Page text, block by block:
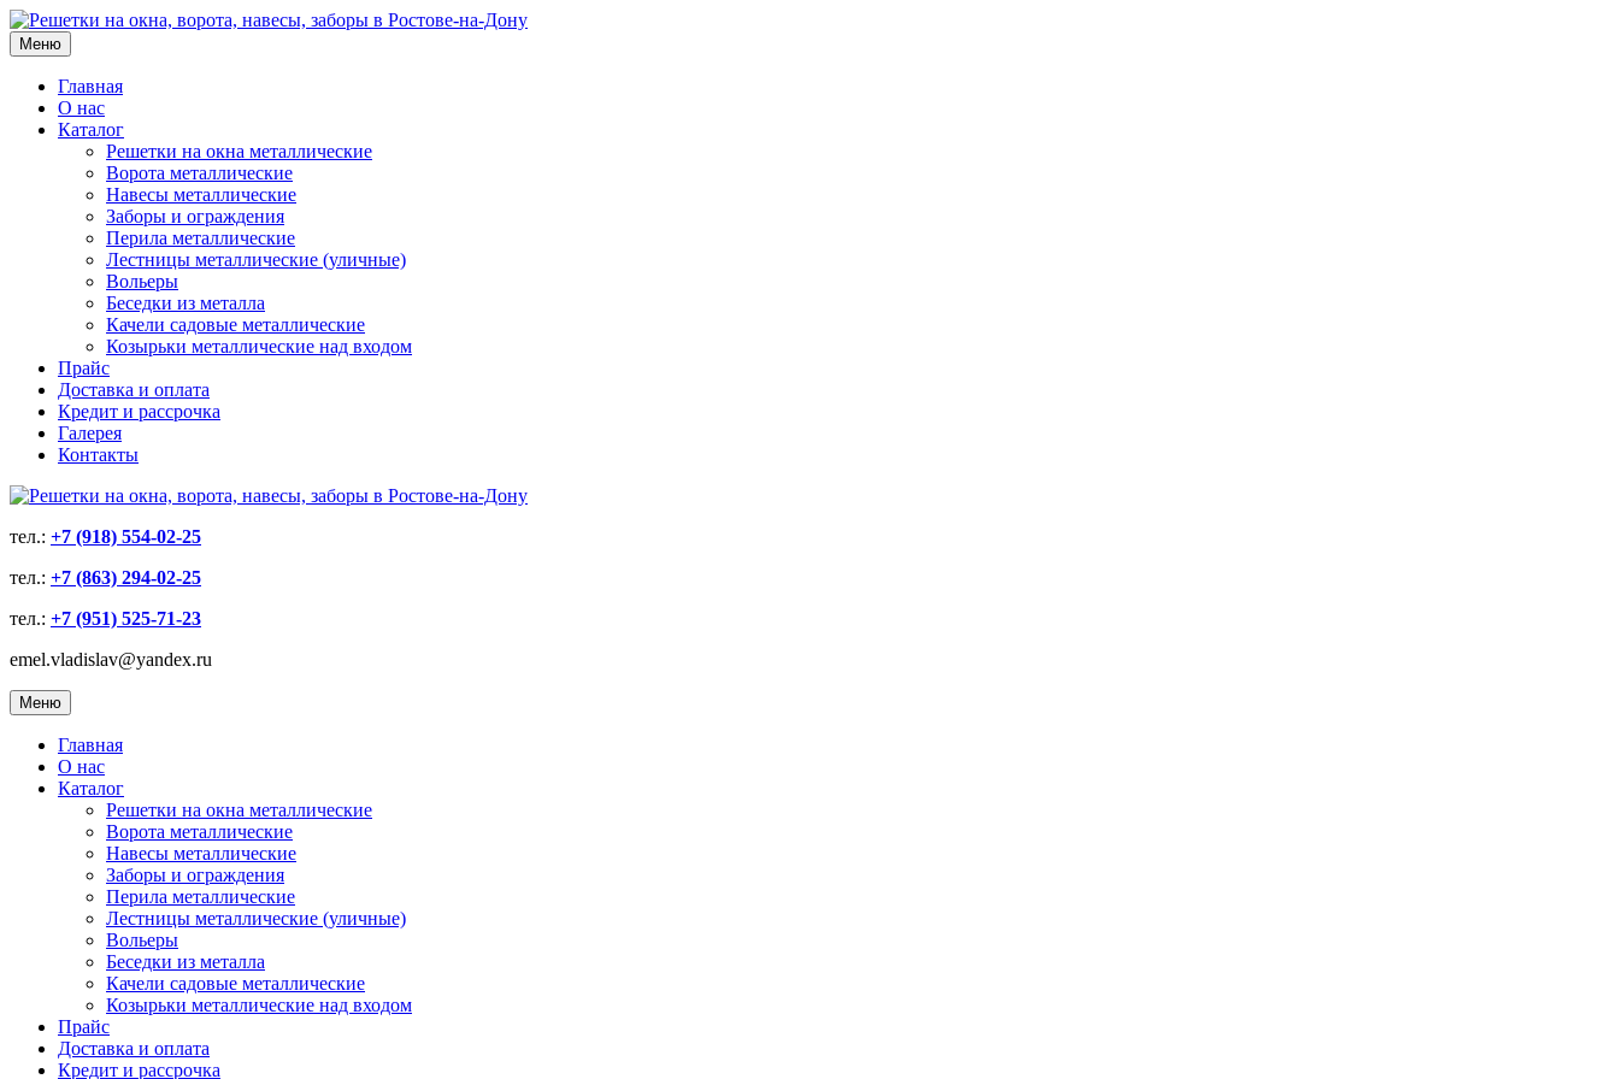
Меню
Главная
О нас
Каталог
Решетки на окна металлические
Ворота металлические
Навесы металлические
Заборы и ограждения
Перила металлические
Лестницы металлические (уличные)
Вольеры
Беседки из металла
Качели садовые металлические
Козырьки металлические над входом
Прайс
Доставка и оплата
Кредит и рассрочка
Галерея
Контакты
тел.: +7 (918) 554-02-25
тел.: +7 (863) 294-02-25
тел.: +7 (951) 525-71-23
emel.vladislav@yandex.ru
Меню
Главная
О нас
Каталог
Решетки на окна металлические
Ворота металлические
Навесы металлические
Заборы и ограждения
Перила металлические
Лестницы металлические (уличные)
Вольеры
Беседки из металла
Качели садовые металлические
Козырьки металлические над входом
Прайс
Доставка и оплата
Кредит и рассрочка